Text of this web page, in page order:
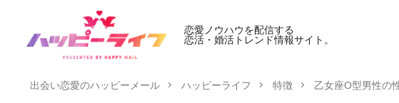
恋愛ノウハウを配信する
恋活・婚活トレンド情報サイト。
出会い恋愛のハッピーメール ハッピーライフ 特徴 乙女座O型男性の